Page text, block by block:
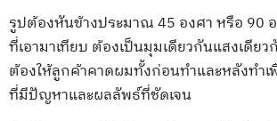
รูปต้องหันข้างประมาณ 45 องศา หรือ 90
ที่เอามาเทียบ ต้องเป็นมุมเดียวกันแสงเดี
ต้องให้ลูกค้าคาดผมทั้งก่อนทำและหลังทำเ
ที่มีปัญหาและผลลัพธ์ที่ชัดเจน